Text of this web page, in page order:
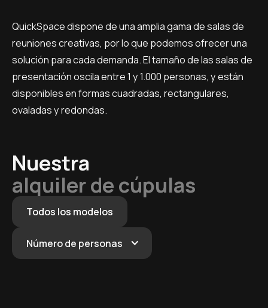
QuickSpace dispone de una amplia gama de salas de
reuniones creativas, por lo que podemos ofrecer una
solución para cada demanda. El tamaño de las salas de
presentación oscila entre 1 y 1.000 personas, y están
disponibles en formas cuadradas, rectangulares,
ovaladas y redondas.
Nuestra
alquiler de cúpulas
Todos los modelos
Número de personas